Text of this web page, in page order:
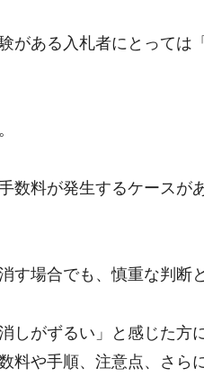
がある入札者にとっては
数料が発生するケースが
す場合でも、慎重な判断
しがずるい」と感じた方
料や手順、注意点、さら